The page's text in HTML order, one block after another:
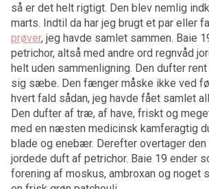
så er det helt rigtigt. Den blev nemlig
marts. Indtil da har jeg brugt et par eller
prøver, jeg havde samlet sammen. Baie
petrichor, altså med andre ord regnvåd
helt uden sammenligning. Den dufter
sig sæbe. Den fænger måske ikke ved
hvert fald sådan, jeg havde fået samlet
Den dufter af træ, af have, friskt og
med en næsten medicinsk kamferagtig
blade og enebær. Derefter overtager den
jordede duft af petrichor. Baie 19 ender
forening af moskus, ambroxan og noget